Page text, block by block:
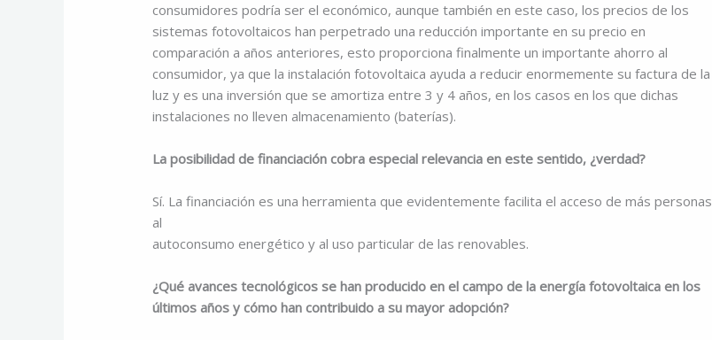
consumidores podría ser el económico, aunque también en este caso, los precios de los
sistemas fotovoltaicos han perpetrado una reducción importante en su precio en
comparación a años anteriores, esto proporciona finalmente un importante ahorro al
consumidor, ya que la instalación fotovoltaica ayuda a reducir enormemente su factura de la
luz y es una inversión que se amortiza entre 3 y 4 años, en los casos en los que dichas
instalaciones no lleven almacenamiento (baterías).
La posibilidad de financiación cobra especial relevancia en este sentido, ¿verdad?
Sí. La financiación es una herramienta que evidentemente facilita el acceso de más personas
al
autoconsumo energético y al uso particular de las renovables.
¿Qué avances tecnológicos se han producido en el campo de la energía fotovoltaica en los
últimos años y cómo han contribuido a su mayor adopción?